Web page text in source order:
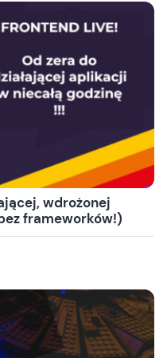
wdrożonej
frameworków!)